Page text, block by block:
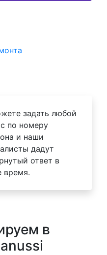
задать любой
по номеру
и наши
дадут
ответ в
время.
в